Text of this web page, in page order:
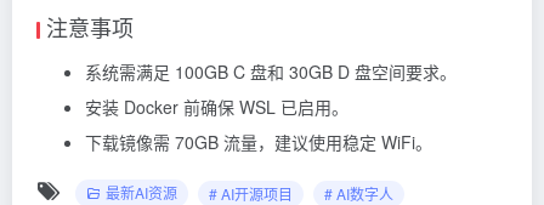
注意事项
系统需满足 100GB C 盘和 30GB D 盘空间要求。
安装 Docker 前确保 WSL 已启用。
下载镜像需 70GB 流量，建议使用稳定 WiFi。
最新AI资源 # AI开源项目 # AI数字人